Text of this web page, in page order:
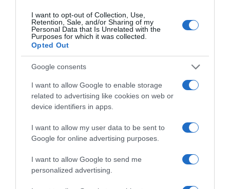
I want to opt-out of Collection, Use,
Retention, Sale, and/or Sharing of my
Personal Data that Is Unrelated with the
Purposes for which it was collected.
Opted Out
Google consents
I want to allow Google to enable storage
related to advertising like cookies on web or
device identifiers in apps.
I want to allow my user data to be sent to
Google for online advertising purposes.
I want to allow Google to send me
personalized advertising.